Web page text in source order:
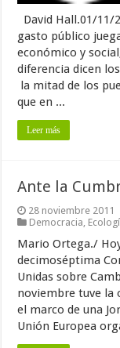
David Hall.01/11/
gasto público
económico y
diferencia dicen
la mitad de los
que en ...
Leer más
Ante la
28 noviembre 2011
Democracia,
Mario Ortega./
decimoséptima
Unidas sobre
noviembre tuve la
el marco de una
Unión Europea